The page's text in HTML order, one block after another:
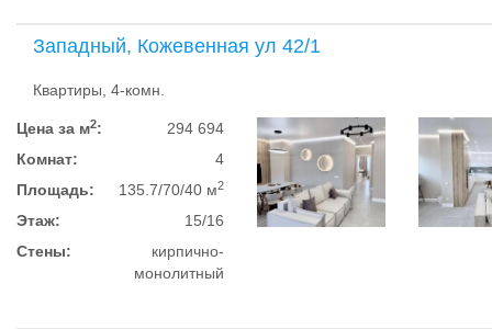
Западный, Кожевенная ул 42/1
Квартиры, 4-комн.
Цена за м2:
294 694
Комнат:
4
Площадь:
135.7/70/40 м2
Этаж:
15/16
Стены:
кирпично-
монолитный